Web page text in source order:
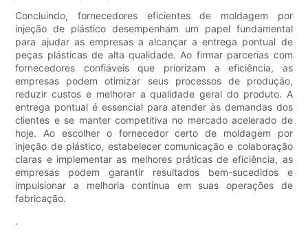
Concluindo, fornecedores eficientes de moldagem por
injeção de plástico desempenham um papel fundamental
para ajudar as empresas a alcançar a entrega pontual de
peças plásticas de alta qualidade. Ao firmar parcerias com
fornecedores confiáveis ​​que priorizam a eficiência, as
empresas podem otimizar seus processos de produção,
reduzir custos e melhorar a qualidade geral do produto. A
entrega pontual é essencial para atender às demandas dos
clientes e se manter competitiva no mercado acelerado de
hoje. Ao escolher o fornecedor certo de moldagem por
injeção de plástico, estabelecer comunicação e colaboração
claras e implementar as melhores práticas de eficiência, as
empresas podem garantir resultados bem-sucedidos e
impulsionar a melhoria contínua em suas operações de
fabricação.
.